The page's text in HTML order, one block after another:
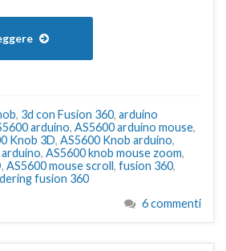
, 3d con Fusion 360, arduino
arduino, AS5600 arduino mouse,
Knob 3D, AS5600 Knob arduino,
, AS5600 knob mouse zoom,
, AS5600 mouse scroll, fusion 360,
fusion 360
6 commenti